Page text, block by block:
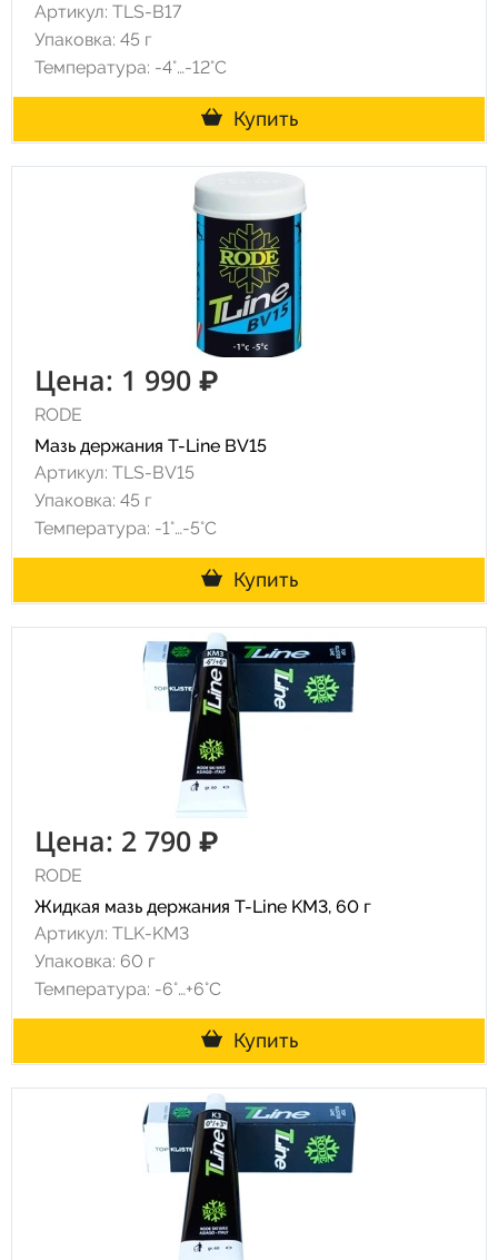
Артикул: TLS-B17
Упаковка: 45 г
Температура: -4°…-12°C
Купить
Цена: 1 990 ₽
RODE
Мазь держания T-Line BV15
Артикул: TLS-BV15
Упаковка: 45 г
Температура: -1°…-5°C
Купить
Цена: 2 790 ₽
RODE
Жидкая мазь держания T-Line KM3, 60 г
Артикул: TLK-KM3
Упаковка: 60 г
Температура: -6°…+6°C
Купить